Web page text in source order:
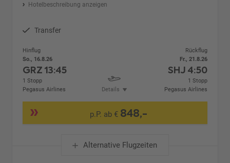
Hotelbeschreibung anzeigen
Transfer
Hinflug
So., 16.8.26
GRZ13:45
1 Stopp
Pegasus Airlines
Details
Rückflug
Fr., 21.8.26
SHJ 4:50
1 Stopp
Pegasus Airlines
p.P. ab € 848,-
Alternative Flugzeiten